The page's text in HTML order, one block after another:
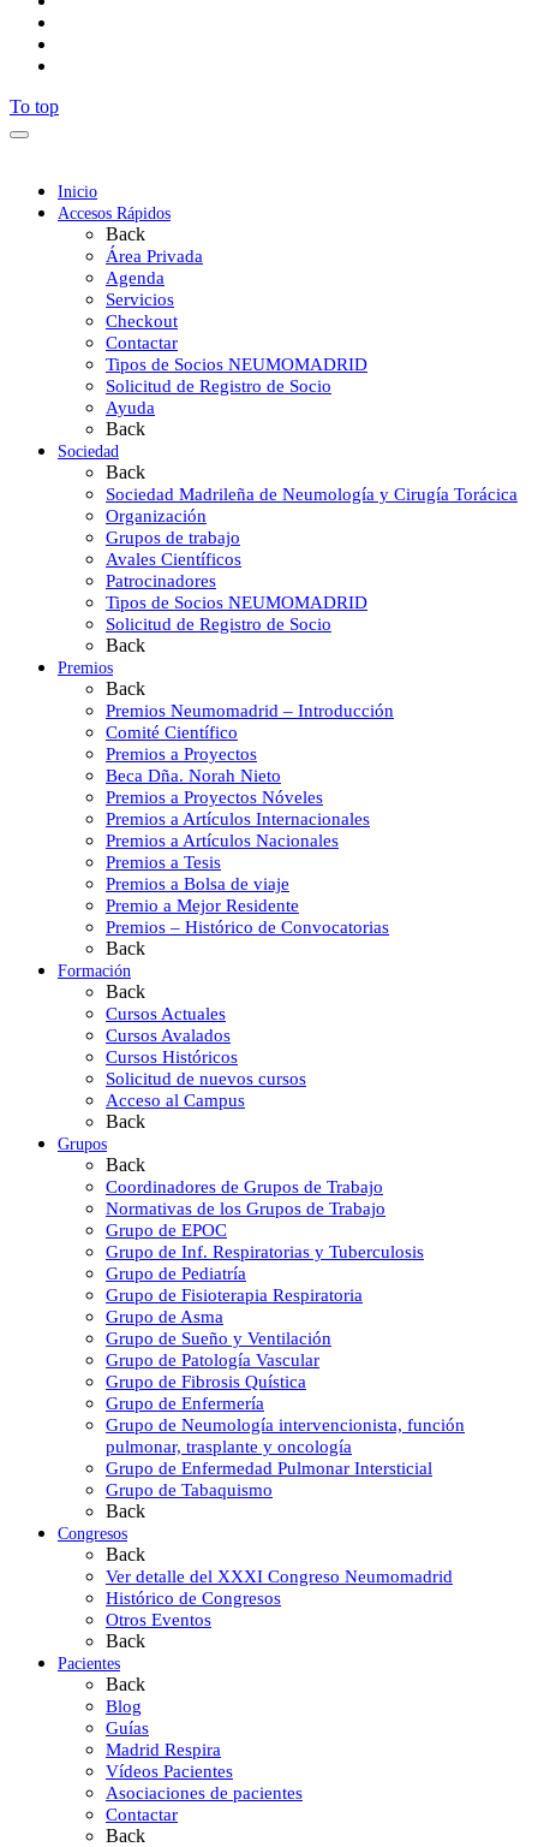
To top
Inicio
Accesos Rápidos
Back
Área Privada
Agenda
Servicios
Checkout
Contactar
Tipos de Socios NEUMOMADRID
Solicitud de Registro de Socio
Ayuda
Back
Sociedad
Back
Sociedad Madrileña de Neumología y Cirugía Torácica
Organización
Grupos de trabajo
Avales Científicos
Patrocinadores
Tipos de Socios NEUMOMADRID
Solicitud de Registro de Socio
Back
Premios
Back
Premios Neumomadrid – Introducción
Comité Científico
Premios a Proyectos
Beca Dña. Norah Nieto
Premios a Proyectos Nóveles
Premios a Artículos Internacionales
Premios a Artículos Nacionales
Premios a Tesis
Premios a Bolsa de viaje
Premio a Mejor Residente
Premios – Histórico de Convocatorias
Back
Formación
Back
Cursos Actuales
Cursos Avalados
Cursos Históricos
Solicitud de nuevos cursos
Acceso al Campus
Back
Grupos
Back
Coordinadores de Grupos de Trabajo
Normativas de los Grupos de Trabajo
Grupo de EPOC
Grupo de Inf. Respiratorias y Tuberculosis
Grupo de Pediatría
Grupo de Fisioterapia Respiratoria
Grupo de Asma
Grupo de Sueño y Ventilación
Grupo de Patología Vascular
Grupo de Fibrosis Quística
Grupo de Enfermería
Grupo de Neumología intervencionista, función
pulmonar, trasplante y oncología
Grupo de Enfermedad Pulmonar Intersticial
Grupo de Tabaquismo
Back
Congresos
Back
Ver detalle del XXXI Congreso Neumomadrid
Histórico de Congresos
Otros Eventos
Back
Pacientes
Back
Blog
Guías
Madrid Respira
Vídeos Pacientes
Asociaciones de pacientes
Contactar
Back